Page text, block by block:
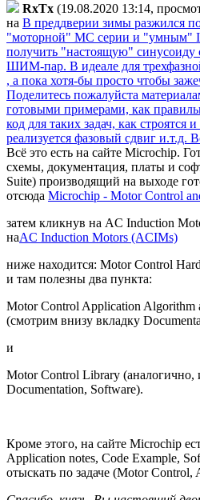
RxTx (19.08.2020 13:14,
на В преддверии зимы разжился
"моторной" MC серии и "умным"
получить "настоящую" синусоиду
ШИМ-пар. В идеале для
, а пока хотя-бы просто чтобы
Поделитесь пожалуйста
готовыми примерами, как
код для таких задач, как строятся
реализуется фазовый сдвиг и.т.д.
Всё это есть на сайте Microchip.
схемы, документация, платы и
Suite) производящий на выходе
отсюда Microchip - Motor Control
затем кликнув на AC Induction
наAC Induction Motors (ACIMs)
ниже находится: Motor Control
и там полезны два пункта:
Motor Control Application Algorithm
(смотрим внизу вкладку
и
Motor Control Library (аналогично,
Documentation, Software).
Кроме этого, на сайте Microchip
Application notes, Code Example,
отыскать по задаче (Motor